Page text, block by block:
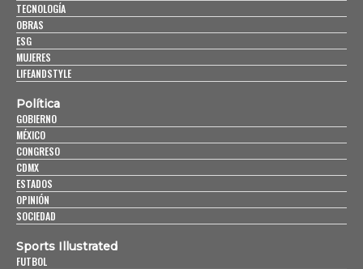
TECNOLOGÍA
OBRAS
ESG
MUJERES
LIFEANDSTYLE
Política
GOBIERNO
MÉXICO
CONGRESO
CDMX
ESTADOS
OPINIÓN
SOCIEDAD
Sports Illustrated
FUTBOL